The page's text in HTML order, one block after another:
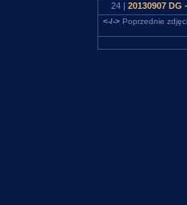
24 | 20130907
<-/->Poprzednie